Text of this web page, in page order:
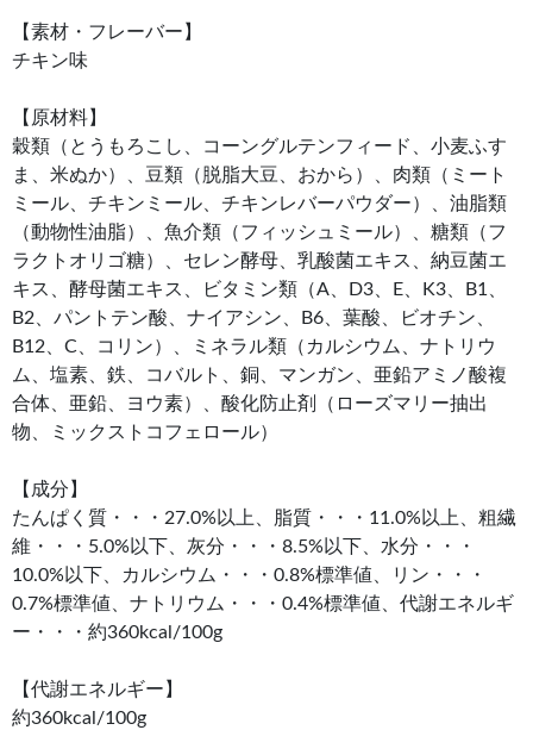
【素材・フレーバー】
チキン味
【原材料】
穀類（とうもろこし、コーングルテンフィード、小麦ふす
ま、米ぬか）、豆類（脱脂大豆、おから）、肉類（ミート
ミール、チキンミール、チキンレバーパウダー）、油脂類
（動物性油脂）、魚介類（フィッシュミール）、糖類（フ
ラクトオリゴ糖）、セレン酵母、乳酸菌エキス、納豆菌エ
キス、酵母菌エキス、ビタミン類（A、D3、E、K3、B1、
B2、パントテン酸、ナイアシン、B6、葉酸、ビオチン、
B12、C、コリン）、ミネラル類（カルシウム、ナトリウ
ム、塩素、鉄、コバルト、銅、マンガン、亜鉛アミノ酸複
合体、亜鉛、ヨウ素）、酸化防止剤（ローズマリー抽出
物、ミックストコフェロール）
【成分】
たんぱく質・・・27.0%以上、脂質・・・11.0%以上、粗繊
維・・・5.0%以下、灰分・・・8.5%以下、水分・・・
10.0%以下、カルシウム・・・0.8%標準値、リン・・・
0.7%標準値、ナトリウム・・・0.4%標準値、代謝エネルギ
ー・・・約360kcal/100g
【代謝エネルギー】
約360kcal/100g